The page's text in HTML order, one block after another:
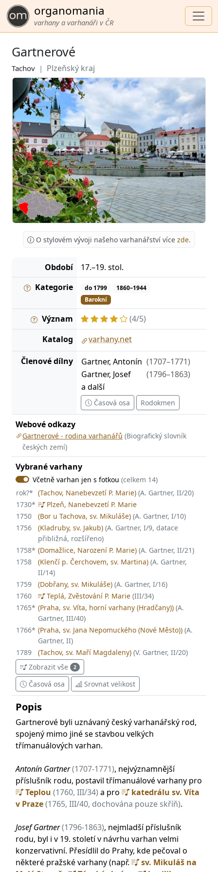
organomania
varhany a varhanáři v ČR
Gartnerové
Tachov | Plzeňský kraj
O stylovém vývoji našeho varhanářství více zde.
Období
17.–19. stol.
Kategorie
do 1799
1860–1944
Barokní
Význam
(4/5)
Katalog
varhany.net
Členové dílny Gartner, Antonín (1707–1771)
Gartner, Josef
(1796–1863)
a další
Časová osa Rodokmen
Webové odkazy
Gartnerové - rodina varhanářů (Biografický slovník
českých zemí)
Vybrané varhany
Včetně varhan jen s fotkou (celkem 14)
rok?* (Tachov, Nanebevzetí P. Marie) (A. Gartner, II/20)
1730*
Plzeň, Nanebevzetí P. Marie
1750
(Bor u Tachova, sv. Mikuláše) (A. Gartner, I/10)
1756
(Kladruby, sv. Jakub) (A. Gartner, I/9, datace
přibližná, rozšířeno)
1758* (Domažlice, Narození P. Marie) (A. Gartner, II/21)
1758
(Klenčí p. Čerchovem, sv. Martina) (A. Gartner,
II/14)
1759
(Dobřany, sv. Mikuláše) (A. Gartner, I/16)
1760
Teplá, Zvěstování P. Marie (III/34)
1765* (Praha, sv. Víta, horní varhany (Hradčany)) (A.
Gartner, III/40)
1766* (Praha, sv. Jana Nepomuckého (Nové Město)) (A.
Gartner, II)
1789
(Tachov, sv. Maří Magdaleny) (V. Gartner, II/20)
1831
(Praha, sv. Mikuláše (Malá Strana))
1835
Praha, sv. Mikuláše (Malá Strana), velké
varhany
(přestavba, III/43)
1841
(Praha, sv. Vavřince (Malá Strana))(J. Gartner, I/6)
* varhanní stroj nedochován
Zobrazit vše 2
Časová osa Srovnat velikost
Popis
Gartnerové byli uznávaný český varhanářský rod,
spojený mimo jiné se stavbou velkých
třímanuálových varhan.
Antonín Gartner(1707-1771), nejvýznamnější
příslušník rodu, postavil třímanuálové varhany pro
Teplou (1760, III/34) a pro
katedrálu sv. Víta
v Praze(1765, III/40, dochována pouze skříň).
Josef Gartner(1796-1863), nejmladší příslušník
rodu, byl i v 19. století v návrhu varhan velmi
konzervativní. Přesídlil do Prahy, kde pečoval o
některé pražské varhany (např.
sv. Mikuláš na